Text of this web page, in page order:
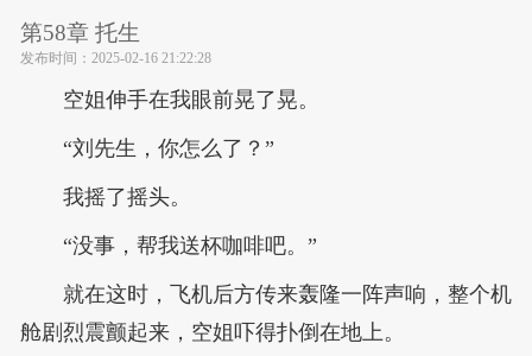
第58章 托生
发布时间： 2025-02-16 21:22:28
空姐伸手在我眼前晃了晃。
“刘先生，你怎么了？”
我摇了摇头。
“没事，帮我送杯咖啡吧。”
就在这时，飞机后方传来轰隆一阵声响，整个机
舱剧烈震颤起来，空姐吓得扑倒在地上。